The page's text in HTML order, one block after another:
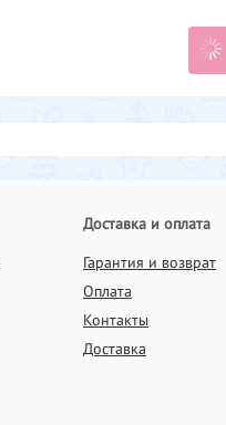
Доставка и оплата
Гарантия и возврат
Оплата
Контакты
Доставка